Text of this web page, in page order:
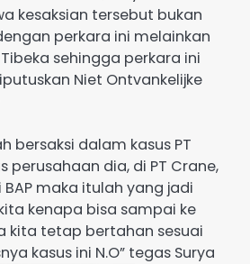
kesaksian tersebut bukan
perkara ini melainkan
sehingga perkara ini
Niet Ontvankelijke
bersaksi dalam kasus PT
perusahaan dia, di PT Crane,
maka itulah yang jadi
kenapa bisa sampai ke
kita tetap bertahan sesuai
kasus ini N.O” tegas Surya